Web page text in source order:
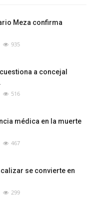
Meza confirma
935
a concejal
516
médica en la muerte
467
se convierte en
299